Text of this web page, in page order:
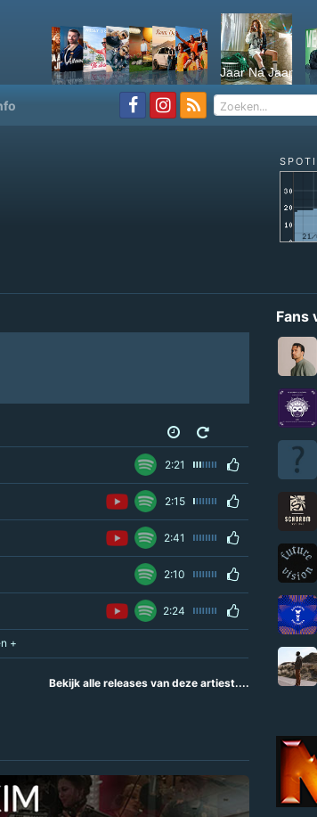
Jaar Na Jaar
2:21
2:15
2:41
2:10
2:24
Bekijk alle releases van deze artiest....
Fans